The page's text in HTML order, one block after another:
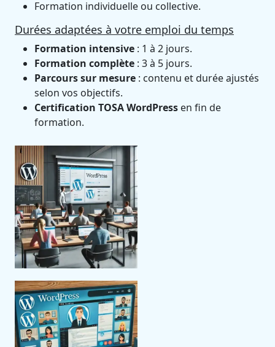
Formation individuelle ou collective.
Durées adaptées à votre emploi du temps
Formation intensive : 1 à 2 jours.
Formation complète : 3 à 5 jours.
Parcours sur mesure : contenu et durée ajustés
selon vos objectifs.
Certification TOSA WordPress en fin de
formation.